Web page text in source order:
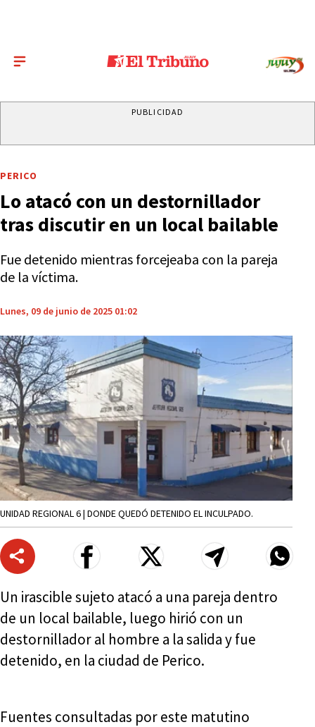
PUBLICIDAD
PERICO
Lo atacó con un destornillador
tras discutir en un local bailable
Fue detenido mientras forcejeaba con la pareja
de la víctima.
Lunes, 09 de junio de 2025 01:02
UNIDAD REGIONAL 6 | DONDE QUEDÓ DETENIDO EL INCULPADO.
Un irascible sujeto atacó a una pareja dentro
de un local bailable, luego hirió con un
destornillador al hombre a la salida y fue
detenido, en la ciudad de Perico.
Fuentes consultadas por este matutino